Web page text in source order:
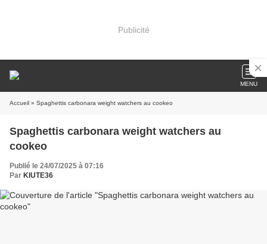
Publicité
MENU
Accueil » Spaghettis carbonara weight watchers au cookeo
Spaghettis carbonara weight watchers au
cookeo
Publié le 24/07/2025 à 07:16
Par KIUTE36